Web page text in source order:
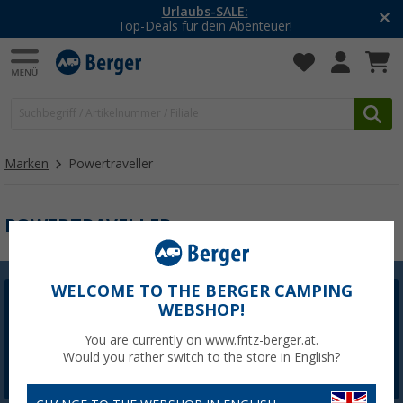
Urlaubs-SALE:
Top-Deals für dein Abenteuer!
Marken Powertraveller
POWERTRAVELLER
Berger Newsletter
5,- € Willkommensgutschein sichern
WELCOME TO THE BERGER CAMPING
WEBSHOP!
You are currently on www.fritz-berger.at.
Would you rather switch to the store in English?